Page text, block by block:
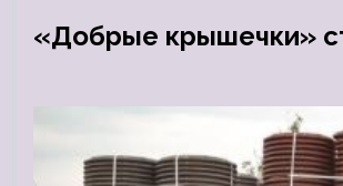
«Добрые крышечки»